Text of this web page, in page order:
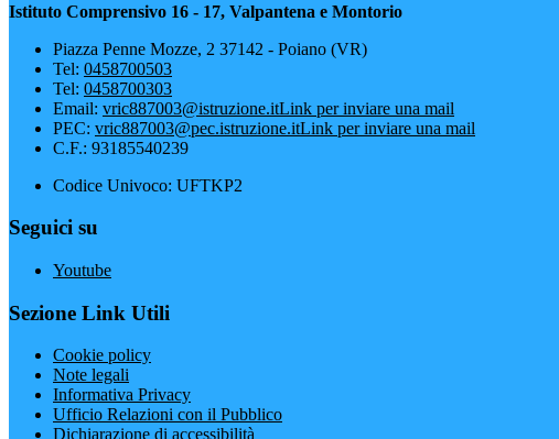
Istituto Comprensivo 16 - 17, Valpantena e Montorio
Piazza Penne Mozze, 2 37142 - Poiano (VR)
Tel: 0458700503
Tel: 0458700303
Email: vric887003@istruzione.itLink per inviare una mail
PEC: vric887003@pec.istruzione.itLink per inviare una mail
C.F.: 93185540239
Codice Univoco: UFTKP2
Seguici su
Youtube
Sezione Link Utili
Cookie policy
Note legali
Informativa Privacy
Ufficio Relazioni con il Pubblico
Dichiarazione di accessibilità